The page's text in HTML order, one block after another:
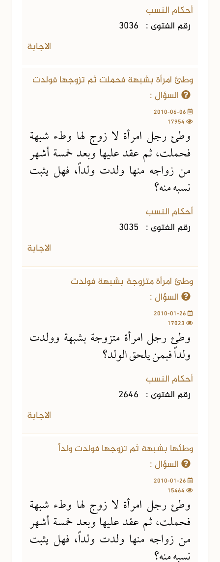
أحكام النسب
رقم الفتوى : 3036
الاجابة
وطئ امرأة بشبهة فحملت ثم تزوجها فولدت
السؤال :
وطئ رجل امرأة لا زوج لها وطء شبهة
فحملت، ثم عقد عليها وبعد خمسة أشهر
من زواجه منها ولدت ولداً، فهل يثبت
نسبه منه؟
أحكام النسب
رقم الفتوى : 3035
الاجابة
وطئ امرأة متزوجة بشبهة فولدت
السؤال :
وطئ رجل امرأة متزوجة بشبهة وولدت
ولداً فبمن يلحق الولد؟
أحكام النسب
رقم الفتوى : 2646
الاجابة
وطئها بشبهة ثم تزوجها فولدت ولداً
السؤال :
وطئ رجل امرأة لا زوج لها وطء شبهة
فحملت، ثم عقد عليها وبعد خمسة أشهر
من زواجه منها ولدت ولداً، فهل يثبت